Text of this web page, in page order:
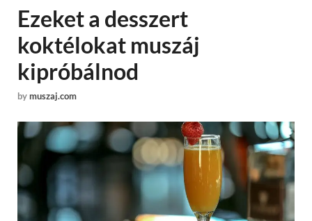
Ezeket a desszert
koktélokat muszáj
kipróbálnod
bymuszaj.com